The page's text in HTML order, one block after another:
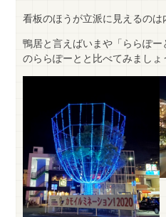
看板のほうが立派に見えるのは
鴨居と言えばいまや「ららぽ
のららぽーとと比べてみましょ